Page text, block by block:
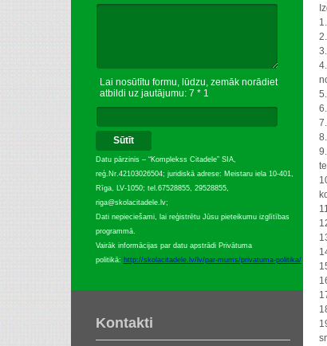
Lai nosūtītu formu, lūdzu, zemāk norādiet
atbildi uz jautājumu: 7 * 1
Sūtīt
Datu pārzinis – “Komplekss Citadele” SIA,
reģ.Nr.42103026504; juridiskā adrese: Meistaru iela 10-401,
Rīga, LV-1050; tel.67528855, 29528855,
riga@skolacitadele.lv;
Dati nepieciešami, lai reģistrētu Jūsu pieteikumu izglītības
programmā.
Vairāk informācijas par datu apstrādi Privātuma
politikā: http://skolacitadele.lv/lv/par-mums/privatuma-politika/
Kontakti